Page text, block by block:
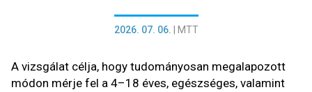
2026. 07. 06. MTT
A vizsgálat célja, hogy tudományosan megalapozott
módon mérje fel a 4–18 éves, egészséges, valamint